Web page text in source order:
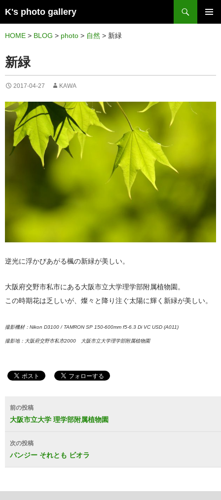
K's photo gallery
ン
ン
ツ
へ
ス
HOME > BLOG > photo > 自然 > 新緑
新緑
2017-04-27 KAWA
逆光に浮かびあがる楓の新緑が美しい。
大阪府交野市私市にある大阪市立大学理学部附属植物園。
この時期花は乏しいが、燦々と降り注ぐ太陽に輝く新緑が美しい。
撮影機材：Nikon D3100 / TAMRON SP 150-600mm f5-6.3 Di VC USD (A011)
撮影地：大阪府交野市私市2000 大阪市立大学理学部附属植物園
投
稿
ナ
ビ
ー
前の投稿
大阪市立大学 理学部附属植物園
次の投稿
パンジー それとも ビオラ